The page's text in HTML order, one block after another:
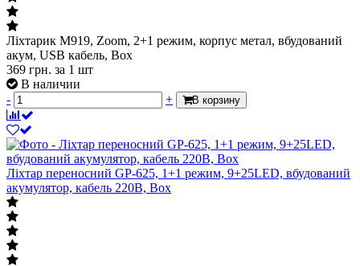
Ліхтарик M919, Zoom, 2+1 режим, корпус метал, вбудований
акум, USB кабель, Box
369 грн. за 1 шт
В наличии
-
+ В корзину
Ліхтар переносний GP-625, 1+1 режим, 9+25LED, вбудований
акумулятор, кабель 220B, Box